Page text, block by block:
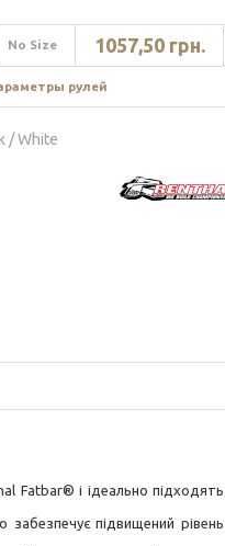
No Size 1057,50 грн.
рулей
/ White
Fatbar® і ідеально підходять
підвищений рівень